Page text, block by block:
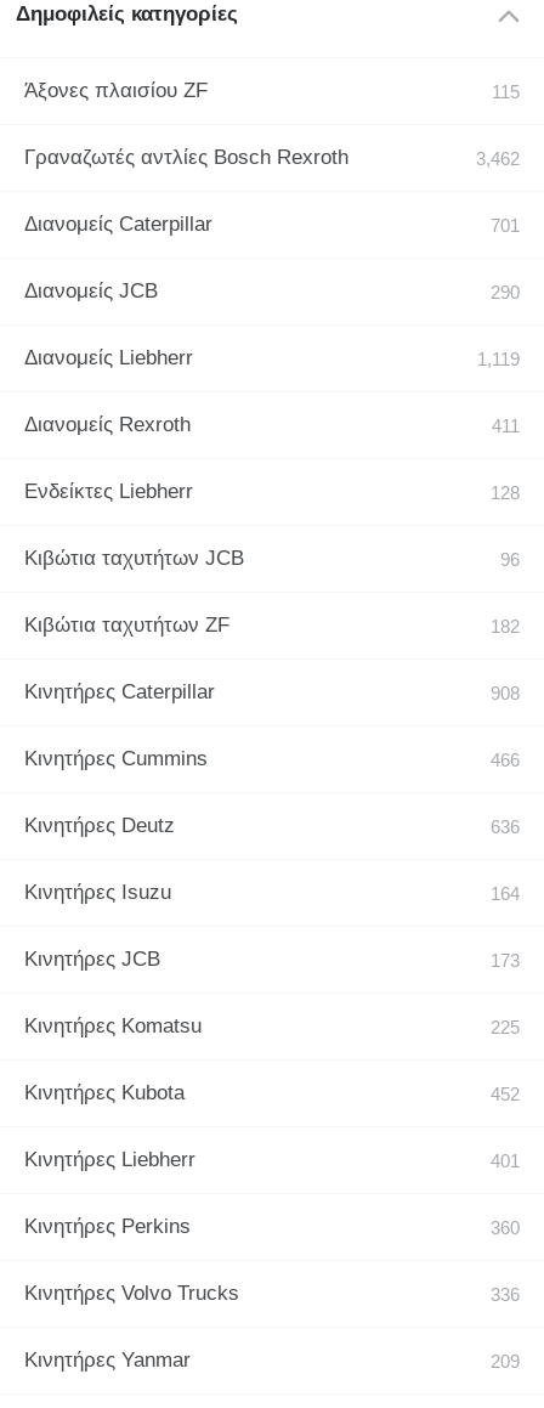
Δημοφιλείς κατηγορίες
Άξονες πλαισίου ZF
Γραναζωτές αντλίες Bosch Rexroth
Διανομείς Caterpillar
Διανομείς JCB
Διανομείς Liebherr
Διανομείς Rexroth
Ενδείκτες Liebherr
Κιβώτια ταχυτήτων JCB
Κιβώτια ταχυτήτων ZF
Κινητήρες Caterpillar
Κινητήρες Cummins
Κινητήρες Deutz
Κινητήρες Isuzu
Κινητήρες JCB
Κινητήρες Komatsu
Κινητήρες Kubota
Κινητήρες Liebherr
Κινητήρες Perkins
Κινητήρες Volvo Trucks
Κινητήρες Yanmar